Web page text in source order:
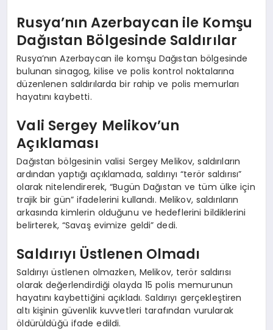
Rusya’nın Azerbaycan ile Komşu
Dağıstan Bölgesinde Saldırılar
Rusya’nın Azerbaycan ile komşu Dağıstan bölgesinde
bulunan sinagog, kilise ve polis kontrol noktalarına
düzenlenen saldırılarda bir rahip ve polis memurları
hayatını kaybetti.
Vali Sergey Melikov’un
Açıklaması
Dağıstan bölgesinin valisi Sergey Melikov, saldırıların
ardından yaptığı açıklamada, saldırıyı “terör saldırısı”
olarak nitelendirerek, “Bugün Dağıstan ve tüm ülke için
trajik bir gün” ifadelerini kullandı. Melikov, saldırıların
arkasında kimlerin olduğunu ve hedeflerini bildiklerini
belirterek, “Savaş evimize geldi” dedi.
Saldırıyı Üstlenen Olmadı
Saldırıyı üstlenen olmazken, Melikov, terör saldırısı
olarak değerlendirdiği olayda 15 polis memurunun
hayatını kaybettiğini açıkladı. Saldırıyı gerçekleştiren
altı kişinin güvenlik kuvvetleri tarafından vurularak
öldürüldüğü ifade edildi.